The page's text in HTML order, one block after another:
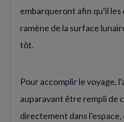
embarqueront afin qu'il les
ramène de la surface
tôt.
Pour accomplir le voyage,
auparavant être rempli de
directement dans